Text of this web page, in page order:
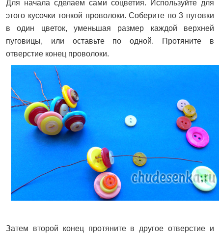
Для начала сделаем сами соцветия. Используйте для
этого кусочки тонкой проволоки. Соберите по 3 пуговки
в один цветок, уменьшая размер каждой верхней
пуговицы, или оставьте по одной. Протяните в
отверстие конец проволоки.
Затем второй конец протяните в другое отверстие и